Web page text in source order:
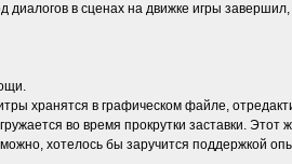
в сценах на движке игры
хранятся в графическом файле,
во время прокрутки заставки.
хотелось бы заручится поддержкой